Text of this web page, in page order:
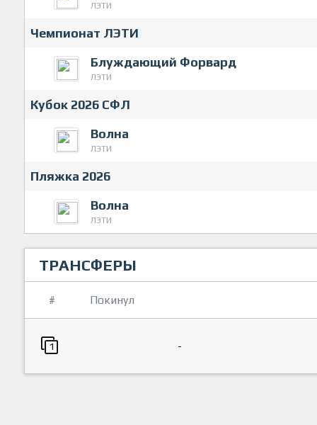
ЛЭТИ
Чемпионат ЛЭТИ
Блуждающий Форвард
ЛЭТИ
Кубок 2026 СФЛ
Волна
ЛЭТИ
Пляжка 2026
Волна
ЛЭТИ
ТРАНСФЕРЫ
# Покинул
1 -